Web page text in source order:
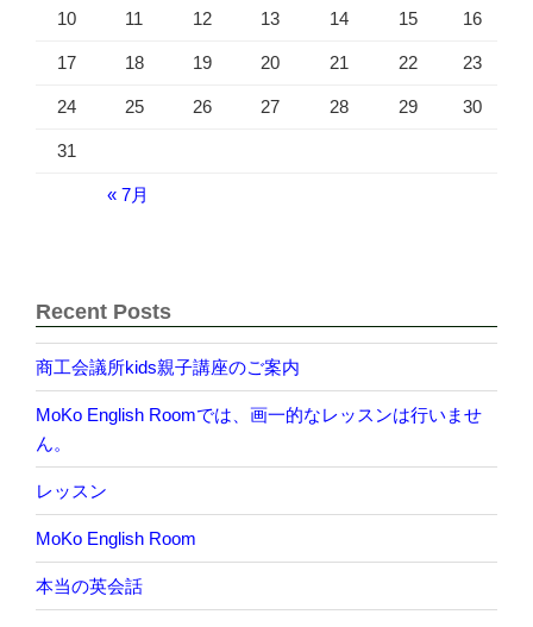
10 11 12 13 14 15 16
17 18 19 20 21 22 23
24 25 26 27 28 29 30
31
« 7月
Recent Posts
商工会議所kids親子講座のご案内
MoKo English Roomでは、画一的なレッスンは行いませ
ん。
レッスン
MoKo English Room
本当の英会話